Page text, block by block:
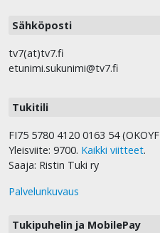
Sähköposti
tv7(at)tv7.fi
etunimi.sukunimi@tv7.fi
Tukitili
FI75 5780 4120 0163 54
Yleisviite: 9700. Kaikki viitteet.
Saaja: Ristin Tuki ry
Palvelunkuvaus
Tukipuhelin ja MobilePay